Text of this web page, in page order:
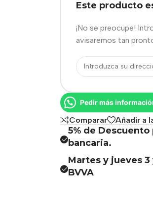
Este producto
¡No se preocupe!
avisaremos tan
Pedir más
Comparar Añadir a
5% de
bancaria.
Martes y jueves
BVVA